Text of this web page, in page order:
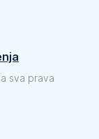
sva prava